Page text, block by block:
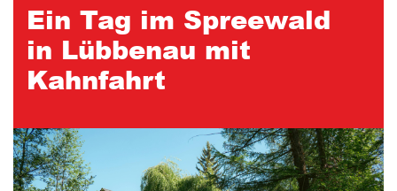
Ein Tag im Spreewald
in Lübbenau mit
Kahnfahrt